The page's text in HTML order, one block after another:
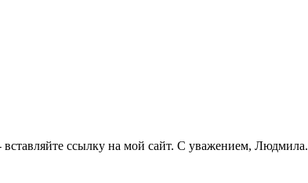
вставляйте ссылку на мой сайт. С уважением, Людмила.